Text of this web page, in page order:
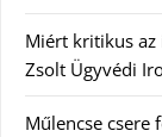
Miért kritikus az
Zsolt Ügyvédi
Műlencse csere